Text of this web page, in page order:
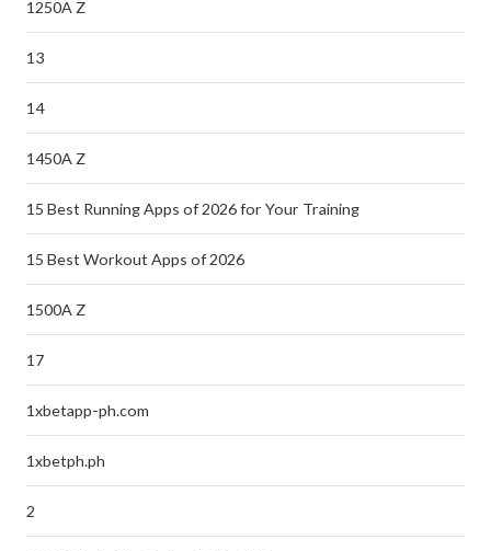
1250A Z
13
14
1450A Z
15 Best Running Apps of 2026 for Your Training
15 Best Workout Apps of 2026
1500A Z
17
1xbetapp-ph.com
1xbetph.ph
2